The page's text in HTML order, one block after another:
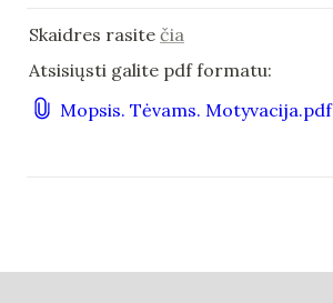
Skaidres rasite čia
Atsisiųsti galite pdf formatu:
Mopsis. Tėvams. Motyvacija.pdf